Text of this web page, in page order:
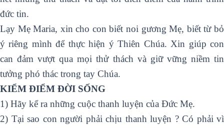
đức tin.
Lạy Mẹ Maria, xin cho con biết noi gương Mẹ, biết từ bỏ
ý riêng mình để thực hiện ý Thiên Chúa. Xin giúp con
can đảm vượt qua mọi thử thách và giữ vững niềm tin
tưởng phó thác trong tay Chúa.
KIỂM ĐIỂM ĐỜI SỐNG
1) Hãy kể ra những cuộc thanh luyện của Đức Mẹ.
2) Tại sao con người phải chịu thanh luyện ? Có phải vì